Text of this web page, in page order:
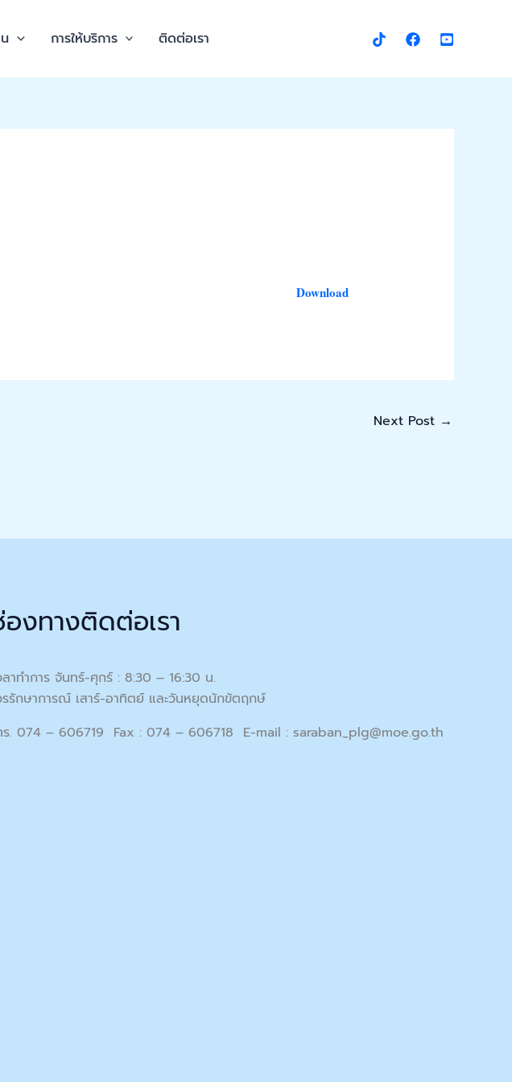
การให้บริการ ติดต่อเรา
Download
Next Post →
งทางติดต่อเรา
ลาทำการ จันทร์-ศุกร์ : 8:30 – 16:30 น.
รรักษาการณ์ เสาร์-อาทิตย์ และวันหยุดนักขัตฤกษ์
ร. 074 – 606719 Fax : 074 – 606718 E-mail : saraban_plg@moe.go.th